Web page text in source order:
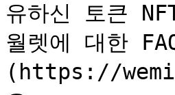
유하신 토큰
월렛에 대한
(https://